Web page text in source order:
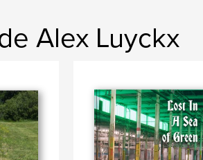
Alex Luyckx